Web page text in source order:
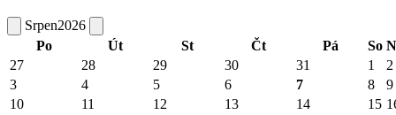
Srpen2026
Po
Út St Čt Pá So
27
28 29 30 31 1
2
3
4 5 6 7 8
9
10
11 12 13 14 15